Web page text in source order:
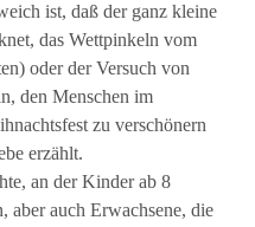
ist, daß der ganz kleine
das Wettpinkeln vom
oder der Versuch von
den Menschen im
zu verschönern
erzählt.
an der Kinder ab 8
aber auch Erwachsene, die